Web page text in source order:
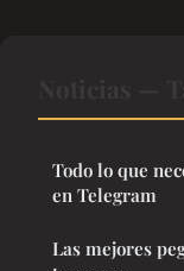
Todo lo que
en Telegram
Las mejores